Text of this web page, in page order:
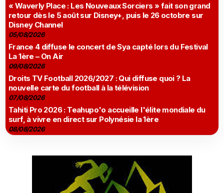
« Waverly Place : Les Nouveaux Sorciers » fait son grand
retour dès le 5 août sur Disney+, puis le 26 octobre sur
Disney Channel
05/08/2026
France 4 diffuse le concert de Sya capté lors du Festival
La 1ère – On Air
09/08/2026
Droits TV Football 2026/2027 : Qui diffuse quoi ? La
nouvelle carte du football à la télévision
07/08/2026
Tahiti Pro 2026 : Teahupo'o accueille l'élite mondiale du
surf, à vivre en direct sur Polynésie la 1ère
08/08/2026